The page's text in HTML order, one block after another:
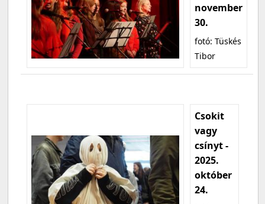
november
30.
fotó: Tüskés
Tibor
Csokit
vagy
csínyt -
2025.
október
24.